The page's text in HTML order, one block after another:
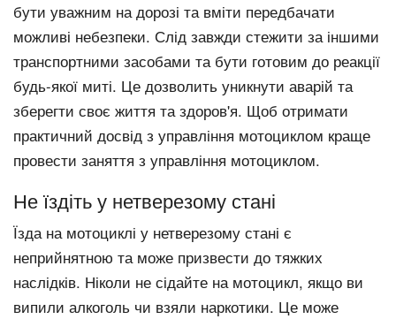
бути уважним на дорозі та вміти передбачати
можливі небезпеки. Слід завжди стежити за іншими
транспортними засобами та бути готовим до реакції
будь-якої миті. Це дозволить уникнути аварій та
зберегти своє життя та здоров'я. Щоб отримати
практичний досвід з управління мотоциклом краще
провести заняття з управління мотоциклом.
Не їздіть у нетверезому стані
Їзда на мотоциклі у нетверезому стані є
неприйнятною та може призвести до тяжких
наслідків. Ніколи не сідайте на мотоцикл, якщо ви
випили алкоголь чи взяли наркотики. Це може